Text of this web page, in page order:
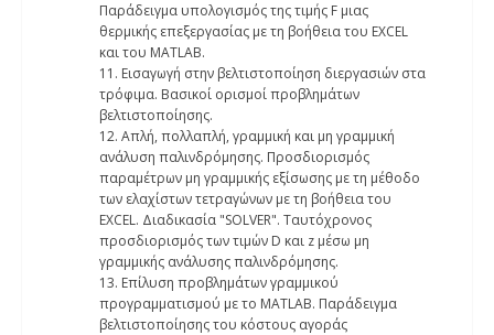
Παράδειγμα υπολογισμός της τιμής F μιας
θερμικής επεξεργασίας με τη βοήθεια του EXCEL
και του MATLAB.
11. Εισαγωγή στην βελτιστοποίηση διεργασιών στα
τρόφιμα. Βασικοί ορισμοί προβλημάτων
βελτιστοποίησης.
12. Απλή, πολλαπλή, γραμμική και μη γραμμική
ανάλυση παλινδρόμησης. Προσδιορισμός
παραμέτρων μη γραμμικής εξίσωσης με τη μέθοδο
των ελαχίστων τετραγώνων με τη βοήθεια του
EXCEL. Διαδικασία "SOLVER". Ταυτόχρονος
προσδιορισμός των τιμών D και z μέσω μη
γραμμικής ανάλυσης παλινδρόμησης.
13. Επίλυση προβλημάτων γραμμικού
προγραμματισμού με το MATLAB. Παράδειγμα
βελτιστοποίησης του κόστους αγοράς